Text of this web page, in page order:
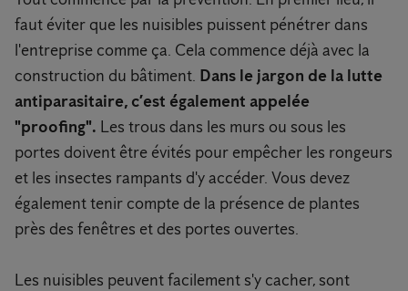
faut éviter que les nuisibles puissent pénétrer dans
l'entreprise comme ça. Cela commence déjà avec la
construction du bâtiment. Dans le jargon de la lutte
antiparasitaire, c’est également appelée
"proofing". Les trous dans les murs ou sous les
portes doivent être évités pour empêcher les rongeurs
et les insectes rampants d'y accéder. Vous devez
également tenir compte de la présence de plantes
près des fenêtres et des portes ouvertes.
Les nuisibles peuvent facilement s'y cacher, sont